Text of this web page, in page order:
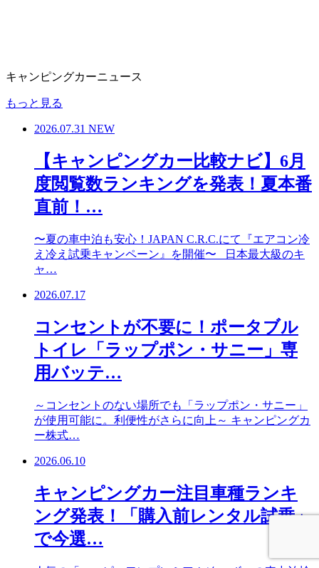
キャンピングカーニュース
もっと見る
2026.07.31 NEW
【キャンピングカー比較ナビ】6月
度閲覧数ランキングを発表！夏本番
直前！…
〜夏の車中泊も安心！JAPAN C.R.C.にて『エアコン冷
え冷え試乗キャンペーン』を開催〜 日本最大級のキ
ャ…
2026.07.17
コンセントが不要に！ポータブル
トイレ「ラップポン・サニー」専
用バッテ…
～コンセントのない場所でも「ラップポン・サニー」
が使用可能に。利便性がさらに向上～ キャンピングカ
ー株式…
2026.06.10
キャンピングカー注目車種ランキ
ング発表！「購入前レンタル試乗」
で今選…